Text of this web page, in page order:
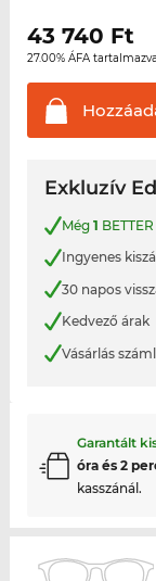
43 740 Ft
27.00% ÁFA tartalmazva
Exkluzív
Még 1
Ingyenes
30 napos
Kedvező árak
Vásárlás
Garantált
óra és 2
kasszánál.